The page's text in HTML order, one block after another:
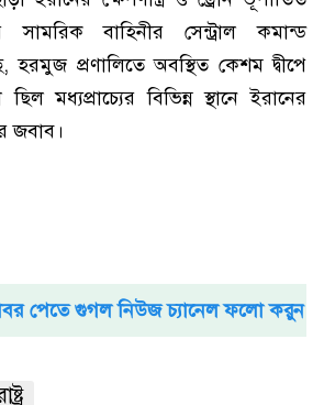
সামরিক বাহিনীর সেন্ট্রাল কমান্ড
হরমুজ প্রণালিতে অবস্থিত কেশম দ্বীপে
মধ্যপ্রাচ্যের বিভিন্ন স্থানে ইরানের
জবাব।
পেতে গুগল নিউজ চ্যানেল ফলো করুন